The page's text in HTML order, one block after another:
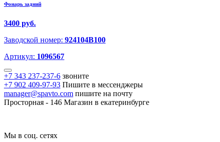
Фонарь задний
3400 руб.
Заводской номер: 924104B100
Артикул: 1096567
+7 343 237-237-6 звоните
+7 902 409-97-93 Пишите в мессенджеры
manager@spavto.com пишите на почту
Просторная - 146 Магазин в екатеринбурге
Мы в соц. сетях